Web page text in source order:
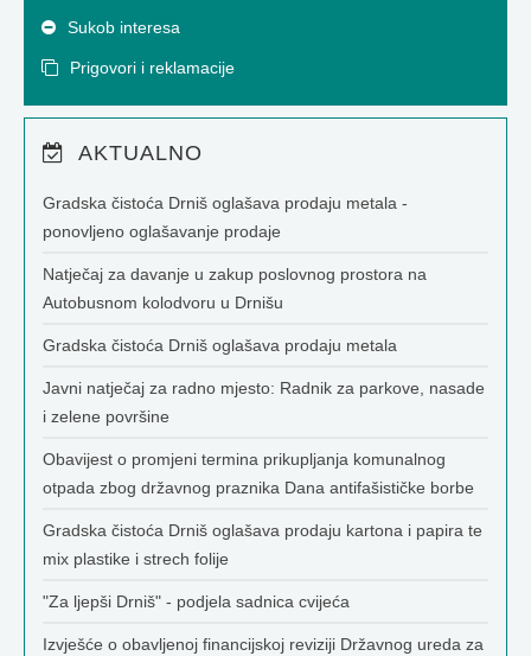
Sukob interesa
Prigovori i reklamacije
AKTUALNO
Gradska čistoća Drniš oglašava prodaju metala -
ponovljeno oglašavanje prodaje
Natječaj za davanje u zakup poslovnog prostora na
Autobusnom kolodvoru u Drnišu
Gradska čistoća Drniš oglašava prodaju metala
Javni natječaj za radno mjesto: Radnik za parkove, nasade
i zelene površine
Obavijest o promjeni termina prikupljanja komunalnog
otpada zbog državnog praznika Dana antifašističke borbe
Gradska čistoća Drniš oglašava prodaju kartona i papira te
mix plastike i strech folije
"Za ljepši Drniš" - podjela sadnica cvijeća
Izvješće o obavljenoj financijskoj reviziji Državnog ureda za